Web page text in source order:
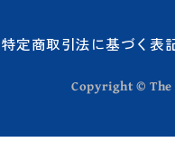
特定商取引法に基づく表
Copyright © The